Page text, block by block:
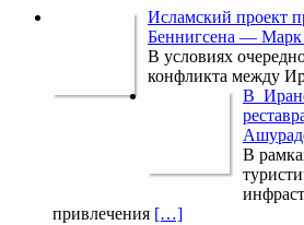
Исламский проект
Беннигсена —
В условиях
конфликта между
В
В
привлечения […]